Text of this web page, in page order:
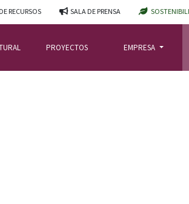
RECURSOS SALA DE PRENSA
PROYECTOS EMPRESA